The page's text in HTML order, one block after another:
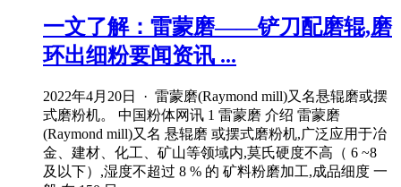
一文了解：雷蒙磨——铲刀配磨辊,磨
环出细粉要闻资讯 ...
2022年4月20日 · 雷蒙磨(Raymond mill)又名悬辊磨或摆
式磨粉机。 中国粉体网讯 1 雷蒙磨 介绍 雷蒙磨
(Raymond mill)又名 悬辊磨 或摆式磨粉机,广泛应用于冶
金、建材、化工、矿山等领域内,莫氏硬度不高（ 6 ~8
及以下）,湿度不超过 8 % 的 矿料粉磨加工,成品细度 一